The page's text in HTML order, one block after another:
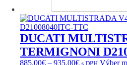
1,260.00€.1,095.00€.
DUCATI
TERMIGNONI
885.00€ – 935.00€Price
s DPH Výber